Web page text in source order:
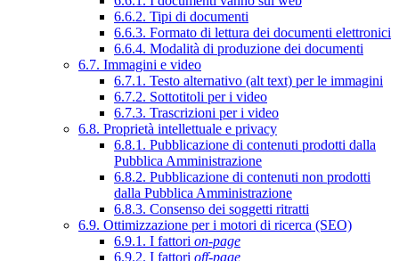
6.6.2. Tipi di documenti
6.6.3. Formato di lettura dei documenti elettronici
6.6.4. Modalità di produzione dei documenti
6.7. Immagini e video
6.7.1. Testo alternativo (alt text) per le immagini
6.7.2. Sottotitoli per i video
6.7.3. Trascrizioni per i video
6.8. Proprietà intellettuale e privacy
6.8.1. Pubblicazione di contenuti prodotti dalla
Pubblica Amministrazione
6.8.2. Pubblicazione di contenuti non prodotti
dalla Pubblica Amministrazione
6.8.3. Consenso dei soggetti ritratti
6.9. Ottimizzazione per i motori di ricerca (SEO)
6.9.1. I fattori on-page
6.9.2. I fattori off-page